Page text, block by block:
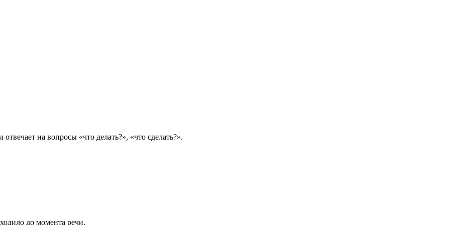
на вопросы «что делать?», «что сделать?».
до момента речи.